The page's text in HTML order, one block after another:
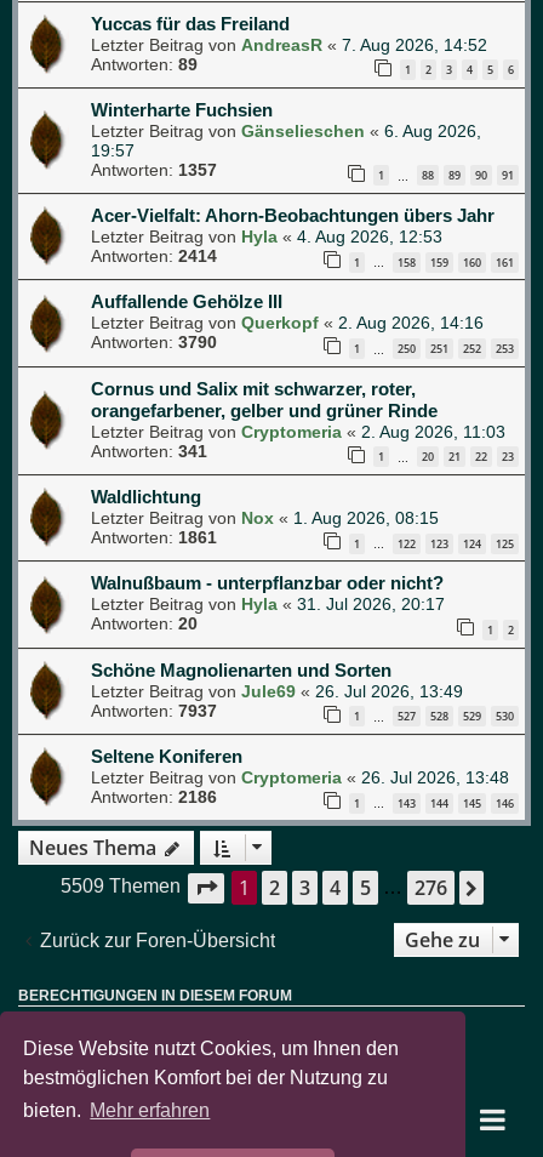
Diese Website nutzt Cookies, um Ihnen den
bestmöglichen Komfort bei der Nutzung zu
bieten. Mehr erfahren
Yuccas für das Freiland
Letzter Beitrag von AndreasR « 7. Aug 2026, 14:52
Antworten: 89 1 2 3 4 5 6
Winterharte Fuchsien
Letzter Beitrag von Gänselieschen « 6. Aug 2026,
19:57
Antworten: 1357 1 … 88 89 90 91
Acer-Vielfalt: Ahorn-Beobachtungen übers Jahr
Letzter Beitrag von Hyla « 4. Aug 2026, 12:53
Antworten: 2414 1 … 158 159 160 161
Auffallende Gehölze III
Letzter Beitrag von Querkopf « 2. Aug 2026, 14:16
Antworten: 3790 1 250 251 252 253
Cornus und Salix mit schwarzer, roter,
orangefarbener, gelber und grüner Rinde
Letzter Beitrag von Cryptomeria « 2. Aug 2026, 11:03
Antworten: 341 1 … 20 21 22 23
Waldlichtung
Letzter Beitrag von Nox « 1. Aug 2026, 08:15
Antworten: 1861 1 … 122 123 124 125
Walnußbaum - unterpflanzbar oder nicht?
Letzter Beitrag von Hyla « 31. Jul 2026, 20:17
Antworten: 20 1 2
Schöne Magnolienarten und Sorten
Letzter Beitrag von Jule69 « 26. Jul 2026, 13:49
Antworten: 7937 1 527 528 529 530
Seltene Koniferen
Letzter Beitrag von Cryptomeria « 26. Jul 2026, 13:48
Antworten: 2186 1 … 143 144 145 146
Neues Thema
5509 Themen Seite 1von 276
1 2 3 4 5 … 276
Zurück zur Foren-Übersicht Gehe zu
BERECHTIGUNGEN IN DIESEM FORUM
Sie dürfen Ihre Beiträge in diesem Forumnicht ändern.
Sie dürfenkeineDateianhänge in diesem Forum erstellen.
garten-pur Portal